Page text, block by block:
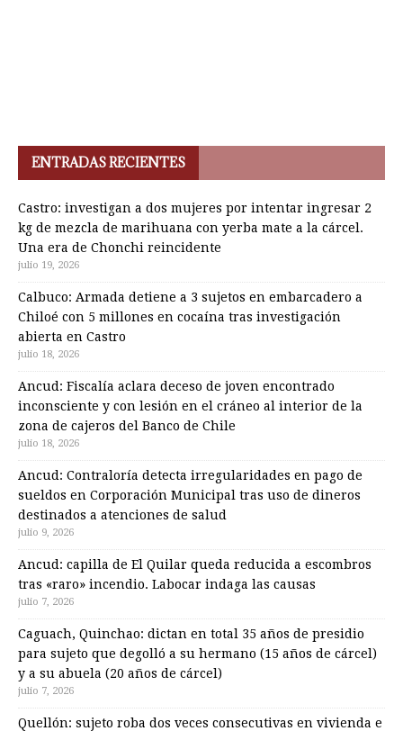
ENTRADAS RECIENTES
Castro: investigan a dos mujeres por intentar ingresar 2
kg de mezcla de marihuana con yerba mate a la cárcel.
Una era de Chonchi reincidente
julio 19, 2026
Calbuco: Armada detiene a 3 sujetos en embarcadero a
Chiloé con 5 millones en cocaína tras investigación
abierta en Castro
julio 18, 2026
Ancud: Fiscalía aclara deceso de joven encontrado
inconsciente y con lesión en el cráneo al interior de la
zona de cajeros del Banco de Chile
julio 18, 2026
Ancud: Contraloría detecta irregularidades en pago de
sueldos en Corporación Municipal tras uso de dineros
destinados a atenciones de salud
julio 9, 2026
Ancud: capilla de El Quilar queda reducida a escombros
tras «raro» incendio. Labocar indaga las causas
julio 7, 2026
Caguach, Quinchao: dictan en total 35 años de presidio
para sujeto que degolló a su hermano (15 años de cárcel)
y a su abuela (20 años de cárcel)
julio 7, 2026
Quellón: sujeto roba dos veces consecutivas en vivienda e